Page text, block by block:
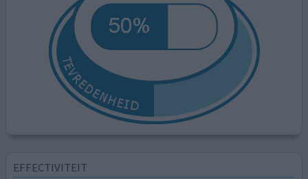
EFFECTIVITEIT